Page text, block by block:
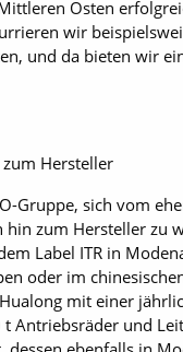
Osten
wir
und da bieten wir
Hersteller
Gruppe, sich vom
hin zum Hersteller zu
Label ITR in
oder im
mit einer
t Antriebsräder und